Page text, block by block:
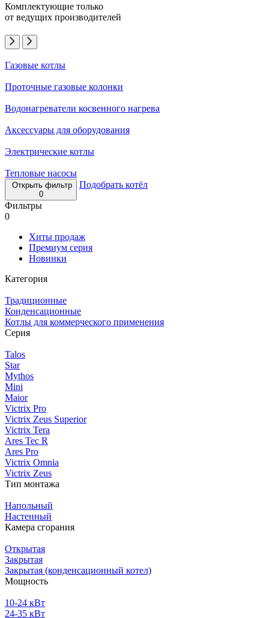
Комплектующие только
от ведущих производителей
Газовые котлы
Проточные газовые колонки
Водонагреватели косвенного нагрева
Аксессуары для оборудования
Электрические котлы
Тепловые насосы
Открыть фильтр
0
Подобрать котёл
Фильтры
0
Хиты продаж
Премиум серия
Новинки
Категория
Традиционные
Конденсационные
Котлы для коммерческого применения
Серия
Talos
Star
Mythos
Mini
Maior
Victrix Pro
Victrix Zeus Superior
Victrix Tera
Ares Tec R
Ares Pro
Victrix Omnia
Victrix Zeus
Тип монтажа
Напольный
Настенный
Камера сгорания
Открытая
Закрытая
Закрытая (конденсационный котел)
Мощность
10-24 кВт
24-35 кВт